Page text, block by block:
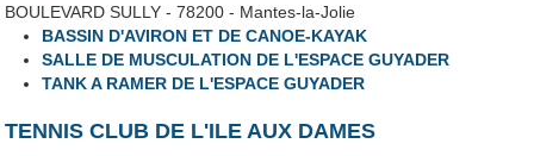
BOULEVARD SULLY - 78200 - Mantes-la-Jolie
BASSIN D'AVIRON ET DE CANOE-KAYAK
SALLE DE MUSCULATION DE L'ESPACE GUYADER
TANK A RAMER DE L'ESPACE GUYADER
TENNIS CLUB DE L'ILE AUX DAMES